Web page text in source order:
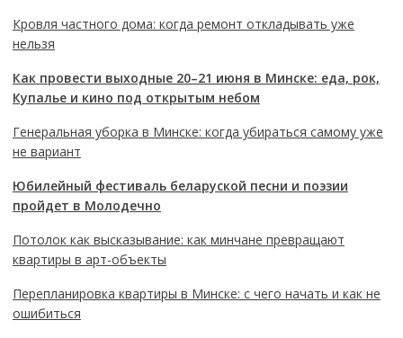
Кровля частного дома: когда ремонт откладывать уже
нельзя
Как провести выходные 20–21 июня в Минске: еда, рок,
Купалье и кино под открытым небом
Генеральная уборка в Минске: когда убираться самому уже
не вариант
Юбилейный фестиваль беларуской песни и поэзии
пройдет в Молодечно
Потолок как высказывание: как минчане превращают
квартиры в арт-объекты
Перепланировка квартиры в Минске: с чего начать и как не
ошибиться